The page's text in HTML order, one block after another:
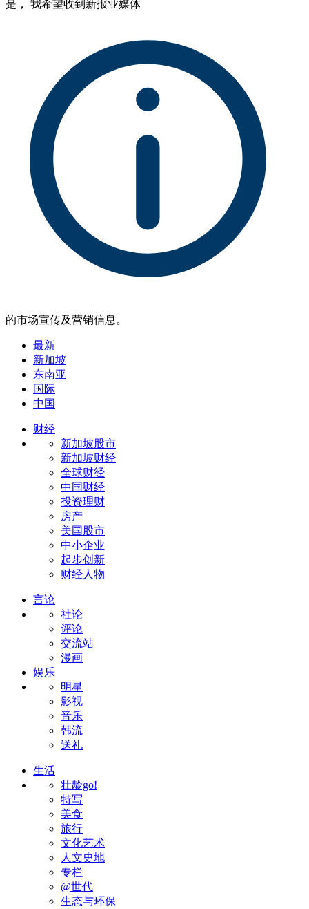
是， 我希望收到新报业媒体
的市场宣传及营销信息。
最新
新加坡
东南亚
国际
中国
财经
新加坡股市
新加坡财经
全球财经
中国财经
投资理财
房产
美国股市
中小企业
起步创新
财经人物
言论
社论
评论
交流站
漫画
娱乐
明星
影视
音乐
韩流
送礼
生活
壮龄go!
特写
美食
旅行
文化艺术
人文史地
专栏
@世代
生态与环保